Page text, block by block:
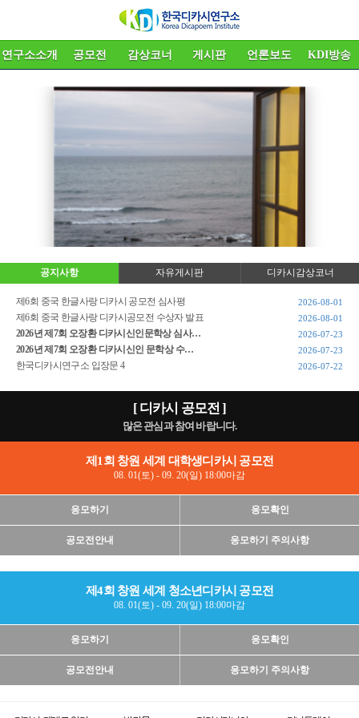
연구소소개 공모전 감상코너 게시판 언론보도 KDI방송
공지사항 자유게시판 디카시감상코너
제6회 중국 한글사랑 디카시 공모전 심사평 2026-08-01
제6회 중국 한글사랑 디카시공모전 수상자 발표 2026-08-01
2026년 제7회 오장환 디카시신인문학상 심사… 2026-07-23
2026년 제7회 오장환 디카시신인 문학상 수… 2026-07-23
한국디카시연구소 입장문 4 2026-07-22
[ 디카시 공모전 ]
많은 관심과 참여 바랍니다.
제1회 창원 세계 대학생디카시 공모전
08. 01(토) - 09. 20(일) 18:00마감
응모하기 응모확인
공모전안내 응모하기 주의사항
제4회 창원 세계 청소년디카시 공모전
08. 01(토) - 09. 20(일) 18:00마감
응모하기 응모확인
공모전안내 응모하기 주의사항